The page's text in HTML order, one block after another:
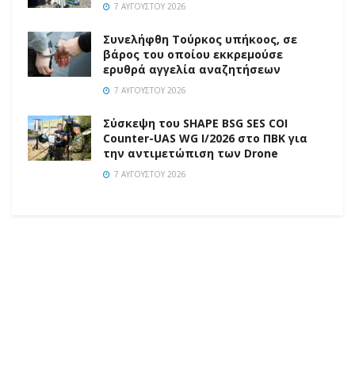
7 ΑΥΓΟΎΣΤΟΥ 2026
Συνελήφθη Τούρκος υπήκοος, σε
βάρος του οποίου εκκρεμούσε
ερυθρά αγγελία αναζητήσεων
7 ΑΥΓΟΎΣΤΟΥ 2026
Σύσκεψη του SHAPE BSG SES COI
Counter-UAS WG I/2026 στο ΠΒΚ για
την αντιμετώπιση των Drone
7 ΑΥΓΟΎΣΤΟΥ 2026